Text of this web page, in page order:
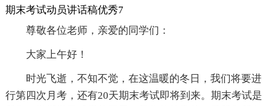
期末考试动员讲话稿优秀7
尊敬各位老师，亲爱的同学们：
大家上午好！
时光飞逝，不知不觉，在这温暖的冬日，我们将要进
行第四次月考，还有20天期末考试即将到来。期末考试是